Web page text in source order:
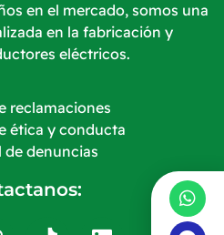
en el mercado, somos una
en la fabricación y
eléctricos.
reclamaciones
ética y conducta
de denuncias